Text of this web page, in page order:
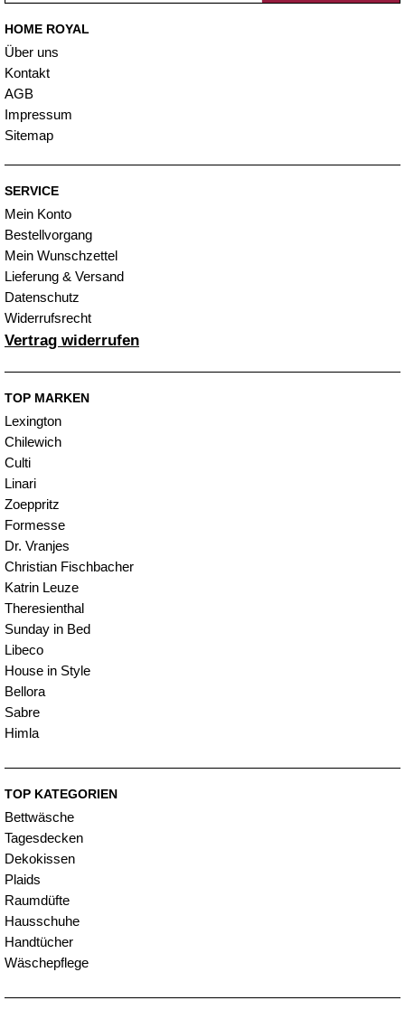
HOME ROYAL
Über uns
Kontakt
AGB
Impressum
Sitemap
SERVICE
Mein Konto
Bestellvorgang
Mein Wunschzettel
Lieferung & Versand
Datenschutz
Widerrufsrecht
Vertrag widerrufen
TOP MARKEN
Lexington
Chilewich
Culti
Linari
Zoeppritz
Formesse
Dr. Vranjes
Christian Fischbacher
Katrin Leuze
Theresienthal
Sunday in Bed
Libeco
House in Style
Bellora
Sabre
Himla
TOP KATEGORIEN
Bettwäsche
Tagesdecken
Dekokissen
Plaids
Raumdüfte
Hausschuhe
Handtücher
Wäschepflege